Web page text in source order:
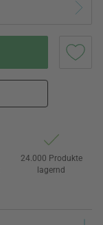
24.000 Produkte
lagernd